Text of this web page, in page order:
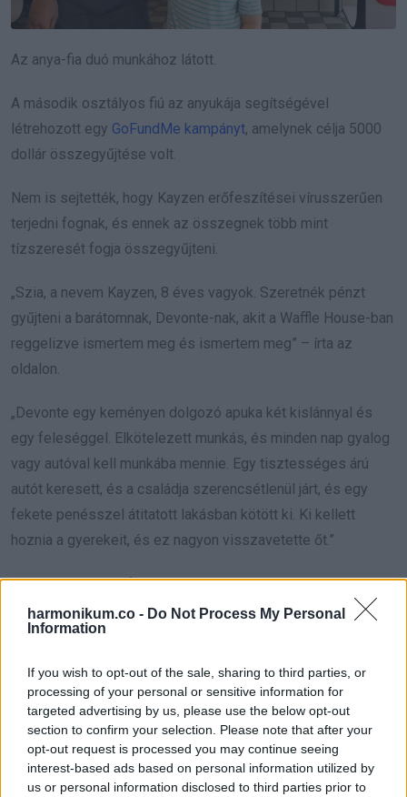
harmonikum.co - Do Not Process My Personal
Information
If you wish to opt-out of the sale, sharing to third parties, or
processing of your personal or sensitive information for
targeted advertising by us, please use the below opt-out
section to confirm your selection. Please note that after your
opt-out request is processed you may continue seeing
interest-based ads based on personal information utilized by
us or personal information disclosed to third parties prior to
Az anya-fia duó munkához látott.
A második osztályos fiú az anyukája segítségével
létrehozott egy GoFundMe kampányt, amelynek célja 5000
dollár összegyűjtése volt.
Nem is sejtették, hogy Kayzen erőfeszítései vírusszerűen
terjedni fognak, és ennek az összegnek több mint
tízszeresét fogja összegyűjteni.
„Szia, a nevem Kayzen, 8 éves vagyok. Szeretnék pénzt
gyűjteni a barátomnak, Devonte-nak, akit a Waffle House-ban
reggelizve ismertem meg és ismertem meg” – írta az
oldalon.
„Devonte egy keményen dolgozó apuka két kislánnyal és
egy feleséggel. Elkötelezett munkás, és minden nap gyalog
vagy autóval kell munkába mennie. Egy tisztességes árú
autót keresett, és a családja szerencsétlenül járt, és egy
fekete penésszel átitatott lakásban kötött ki. Ki kellett
hoznia a gyerekeit, és ez nagyon visszavetette őt.”
Kayzen továbbá kifejtette, hogy segíteni akart a családnak
abban, hogy tiszta bérleménybe kerüljön, és megbízható
járművet vásároljon.
A GoFundMe saját életet kezd
élni
Néhány napon belül a GoFundMe oldal világszerte
felkeltette az emberek figyelmét, és az adományok